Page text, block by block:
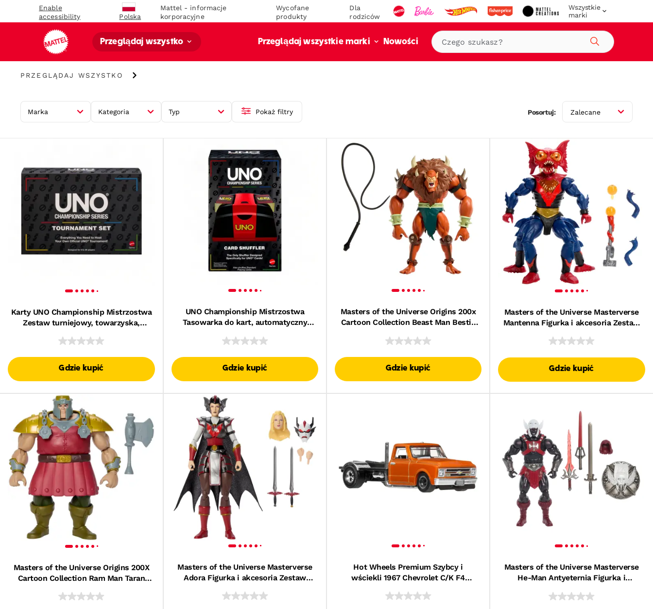
Enable
accessibility
Polska
Mattel - informacje
korporacyjne
Wycofane
produkty
Dla
rodziców
Wszystkie
marki
Przeglądaj wszystko Przeglądaj wszystkie marki Nowości
Szukaj
Przeglądaj
PRZEGLĄDAJ WSZYSTKO
Marka Kategoria Typ Pokaż filtry Posortuj: Zalecane
Karty UNO Championship Mistrzostwa
Zestaw turniejowy, towarzyska,
tablica wyników, ścieralny pisak i
trofeum, dla dużych grup 6–20 graczy
Gdzie kupić
UNO Championship Mistrzostwa
Tasowarka do kart, automatyczny
standardowych
Gdzie kupić
Masters of the Universe Origins 200x
Cartoon Collection Beast Man Bestia
Gdzie kupić
Masters of the Universe Masterverse
Mantenna Figurka i akcesoria Zestaw
Gdzie kupić
Masters of the Universe Origins 200X
Cartoon Collection Ram Man Taran
Masters of the Universe Masterverse
Adora Figurka i akcesoria Zestaw
Hot Wheels Premium Szybcy i
wściekli 1967 Chevrolet C/K F4
Masters of the Universe Masterverse
He-Man Antyeternia Figurka i
6+